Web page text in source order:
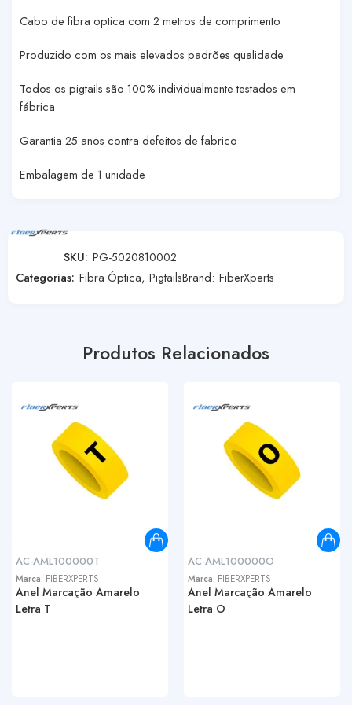
Cabo de fibra optica com 2 metros de comprimento
Produzido com os mais elevados padrões qualidade
Todos os pigtails são 100% individualmente testados em
fábrica
Garantia 25 anos contra defeitos de fabrico
Embalagem de 1 unidade
SKU: PG-5020810002
Categorias: Fibra Óptica, PigtailsBrand: FiberXperts
Produtos Relacionados
AC-AML100000T
Marca: FIBERXPERTS
Anel Marcação Amarelo
Letra T
AC-AML100000O
Marca: FIBERXPERTS
Anel Marcação Amarelo
Letra O